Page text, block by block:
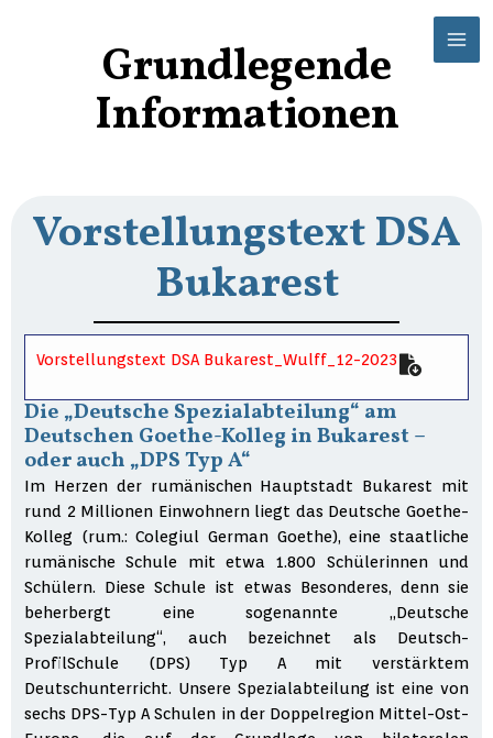
Grundlegende
Informationen
Vorstellungstext DSA
Bukarest
Vorstellungstext DSA Bukarest_Wulff_12-2023
Die „Deutsche Spezialabteilung“ am
Deutschen Goethe-Kolleg in Bukarest –
oder auch „DPS Typ A“
Im Herzen der rumänischen Hauptstadt Bukarest mit
rund 2 Millionen Einwohnern liegt das Deutsche Goethe-
Kolleg (rum.: Colegiul German Goethe), eine staatliche
rumänische Schule mit etwa 1.800 Schülerinnen und
Schülern. Diese Schule ist etwas Besonderes, denn sie
beherbergt eine sogenannte „Deutsche
Spezialabteilung“, auch bezeichnet als Deutsch-
ProfilSchule (DPS) Typ A mit verstärktem
Deutschunterricht. Unsere Spezialabteilung ist eine von
sechs DPS-Typ A Schulen in der Doppelregion Mittel-Ost-